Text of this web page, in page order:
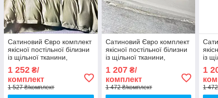
Сатиновий Євро комплект
якісної постільної білизни
із щільної тканини,
підодіяльник 200х220
1 252 ₴/
комплект
1 527 ₴/комплект
Сатиновий Євро комплект
якісної постільної білизни
із щільної тканини,
підодіяльник 200х220
1 207₴/
комплект
1 472 ₴/комплект
із
1
1